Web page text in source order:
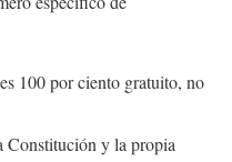
100 por ciento gratuito, no
Constitución y la propia